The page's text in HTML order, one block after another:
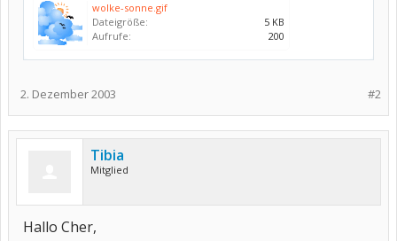
wolke-sonne.gif
Dateigröße:
5 KB
Aufrufe:
200
#2
2. Dezember 2003
Tibia
Mitglied
Hallo Cher,